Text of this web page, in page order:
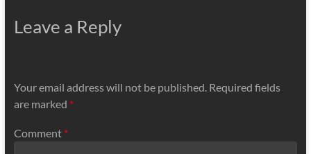
Leave a Reply
Your email address will not be published. Required fields
are marked *
Comment *